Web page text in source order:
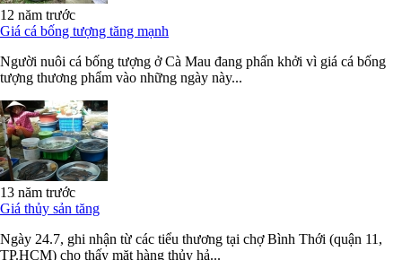
12 năm trước
Giá cá bống tượng tăng mạnh
Người nuôi cá bống tượng ở Cà Mau đang phấn khởi vì giá cá bống
tượng thương phẩm vào những ngày này...
13 năm trước
Giá thủy sản tăng
Ngày 24.7, ghi nhận từ các tiểu thương tại chợ Bình Thới (quận 11,
TP.HCM) cho thấy mặt hàng thủy hả...